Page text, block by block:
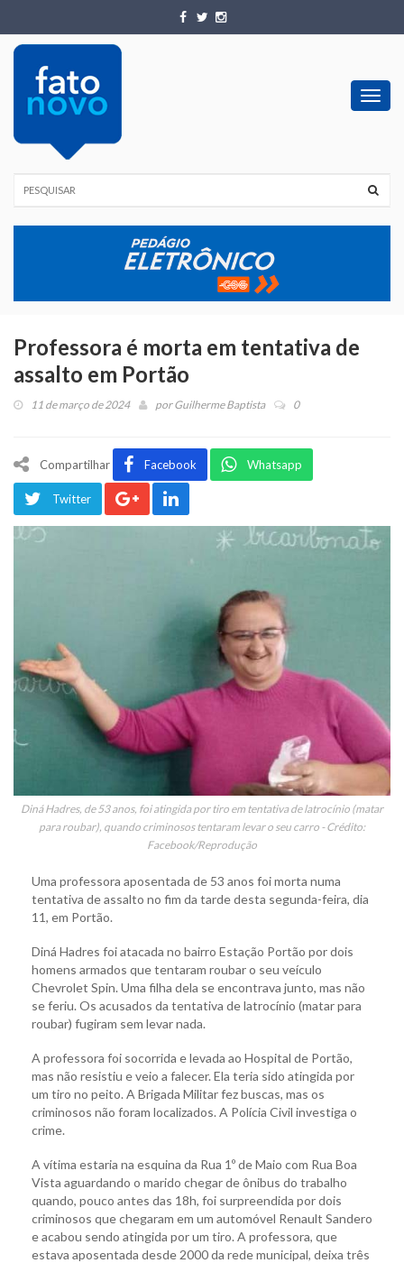
Professora é morta em tentativa de
assalto em Portão
11 de março de 2024 porGuilherme Baptista 0
Compartilhar Facebook Whatsapp
Twitter
Diná Hadres, de 53 anos, foi atingida por tiro em tentativa de latrocínio (matar
para roubar), quando criminosos tentaram levar o seu carro - Crédito:
Facebook/Reprodução
Uma professora aposentada de 53 anos foi morta numa
tentativa de assalto no fim da tarde desta segunda-feira, dia
11, em Portão.
Diná Hadres foi atacada no bairro Estação Portão por dois
homens armados que tentaram roubar o seu veículo
Chevrolet Spin. Uma filha dela se encontrava junto, mas não
se feriu. Os acusados da tentativa de latrocínio (matar para
roubar) fugiram sem levar nada.
A professora foi socorrida e levada ao Hospital de Portão,
mas não resistiu e veio a falecer. Ela teria sido atingida por
um tiro no peito. A Brigada Militar fez buscas, mas os
criminosos não foram localizados. A Polícia Civil investiga o
crime.
A vítima estaria na esquina da Rua 1º de Maio com Rua Boa
Vista aguardando o marido chegar de ônibus do trabalho
quando, pouco antes das 18h, foi surpreendida por dois
criminosos que chegaram em um automóvel Renault Sandero
e acabou sendo atingida por um tiro. A professora, que
estava aposentada desde 2000 da rede municipal, deixa três